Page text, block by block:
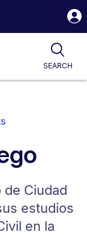
SEARCH
Ciudad
estudios
en la